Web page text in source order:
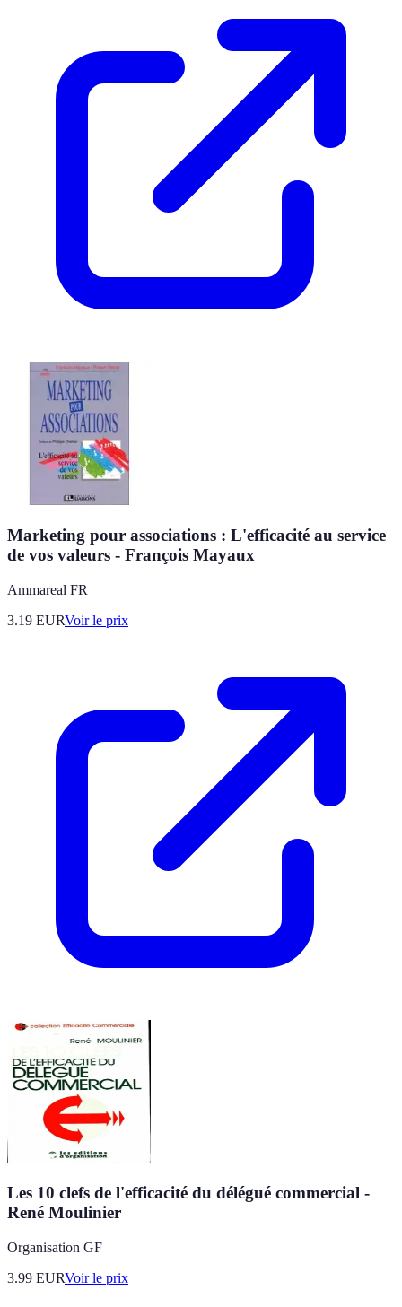
Marketing pour associations : L'efficacité au service
de vos valeurs - François Mayaux
Ammareal FR
3.19 EURVoir le prix
Les 10 clefs de l'efficacité du délégué commercial -
René Moulinier
Organisation GF
3.99 EURVoir le prix